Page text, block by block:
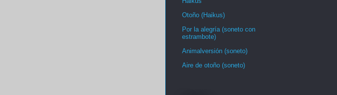
Otoño (Haikus)
Por la alegría (soneto con
estrambote)
Animalversión (soneto)
Aire de otoño (soneto)